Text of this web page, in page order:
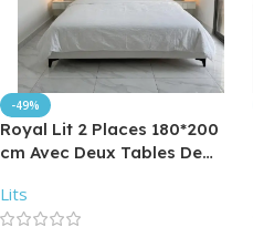
-49%
Royal Lit 2 Places 180*200
cm Avec Deux Tables De
Lits